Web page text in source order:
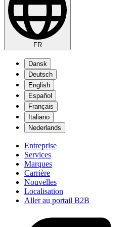
FR
Dansk
Deutsch
English
Español
Français
Italiano
Nederlands
Entreprise
Services
Marques
Carrière
Nouvelles
Localisation
Aller au portail B2B